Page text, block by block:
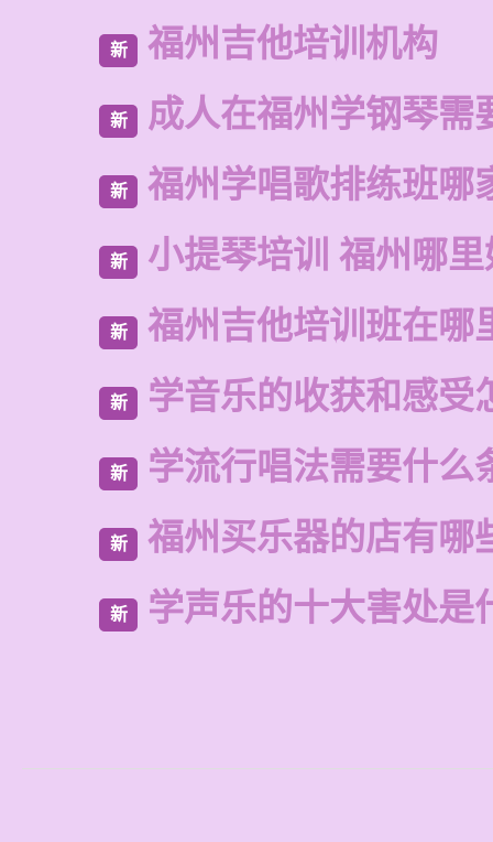
新 福州吉他培训机构
新 成人在福州学钢琴需
新 福州学唱歌排练班哪
新 小提琴培训 福州哪
新 福州吉他培训班在哪
新 学音乐的收获和感受
新 学流行唱法需要什么
新 福州买乐器的店有哪
新 学声乐的十大害处是